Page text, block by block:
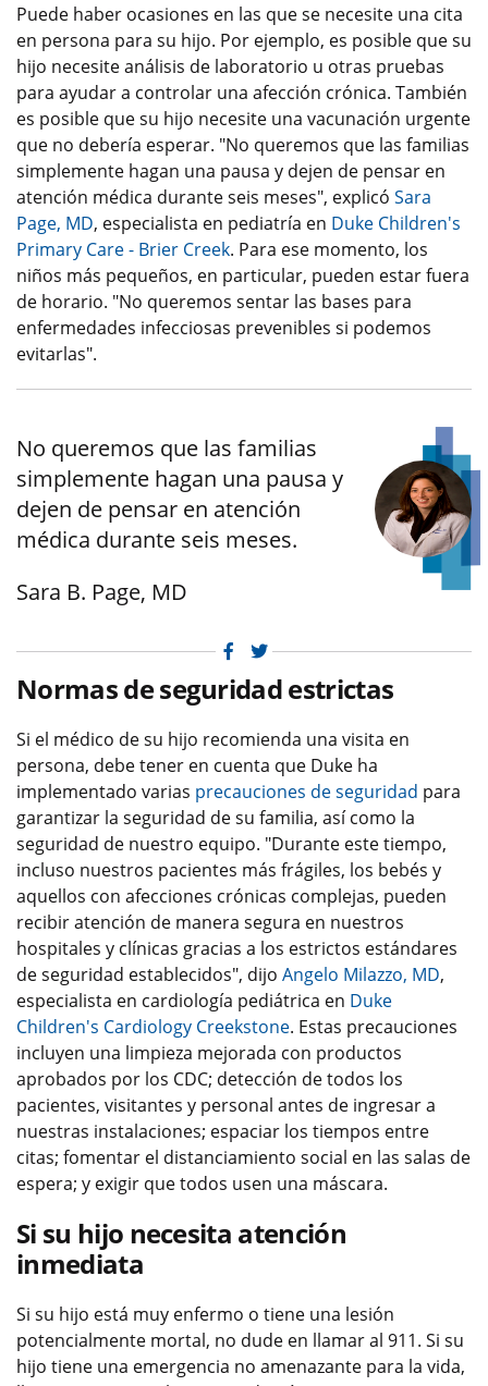
Puede haber ocasiones en las que se necesite una cita
en persona para su hijo. Por ejemplo, es posible que su
hijo necesite análisis de laboratorio u otras pruebas
para ayudar a controlar una afección crónica. También
es posible que su hijo necesite una vacunación urgente
que no debería esperar. "No queremos que las familias
simplemente hagan una pausa y dejen de pensar en
atención médica durante seis meses", explicó Sara
Page, MD, especialista en pediatría en Duke Children's
Primary Care - Brier Creek. Para ese momento, los
niños más pequeños, en particular, pueden estar fuera
de horario. "No queremos sentar las bases para
enfermedades infecciosas prevenibles si podemos
evitarlas".
No queremos que las familias
simplemente hagan una pausa y
dejen de pensar en atención
médica durante seis meses.
Sara B. Page, MD
Facebook
Twitter
Normas de seguridad estrictas
Si el médico de su hijo recomienda una visita en
persona, debe tener en cuenta que Duke ha
implementado varias precauciones de seguridad para
garantizar la seguridad de su familia, así como la
seguridad de nuestro equipo. "Durante este tiempo,
incluso nuestros pacientes más frágiles, los bebés y
aquellos con afecciones crónicas complejas, pueden
recibir atención de manera segura en nuestros
hospitales y clínicas gracias a los estrictos estándares
de seguridad establecidos", dijo Angelo Milazzo, MD,
especialista en cardiología pediátrica en Duke
Children's Cardiology Creekstone. Estas precauciones
incluyen una limpieza mejorada con productos
aprobados por los CDC; detección de todos los
pacientes, visitantes y personal antes de ingresar a
nuestras instalaciones; espaciar los tiempos entre
citas; fomentar el distanciamiento social en las salas de
espera; y exigir que todos usen una máscara.
Si su hijo necesita atención
inmediata
Si su hijo está muy enfermo o tiene una lesión
potencialmente mortal, no dude en llamar al 911. Si su
hijo tiene una emergencia no amenazante para la vida,